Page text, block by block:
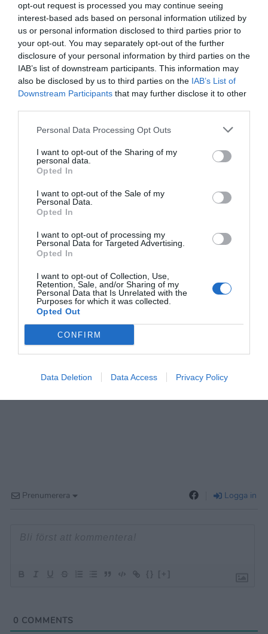
opt-out request is processed you may continue seeing
interest-based ads based on personal information utilized by
us or personal information disclosed to third parties prior to
your opt-out. You may separately opt-out of the further
disclosure of your personal information by third parties on the
IAB’s list of downstream participants. This information may
also be disclosed by us to third parties on the IAB’s List of
Downstream Participants that may further disclose it to other
Personal Data Processing Opt Outs
I want to opt-out of the Sharing of my
personal data.
Opted In
I want to opt-out of the Sale of my
Personal Data.
Opted In
I want to opt-out of processing my
Personal Data for Targeted Advertising.
Opted In
I want to opt-out of Collection, Use,
Retention, Sale, and/or Sharing of my
Personal Data that Is Unrelated with the
Purposes for which it was collected.
Opted Out
CONFIRM
Data Deletion Data Access Privacy Policy
Dela:
Facebook Pinterest Twitter
E-post
Prenumerera Logga in
{} [+]
0 COMMENTS